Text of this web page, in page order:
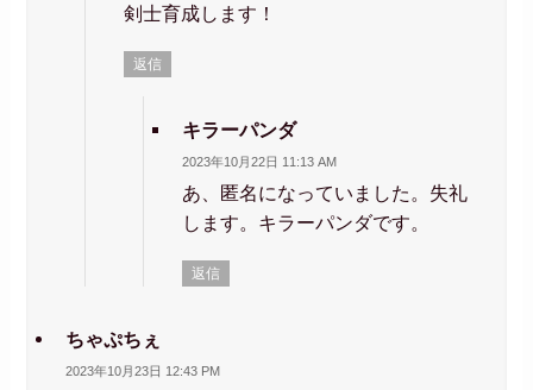
剣士育成します！
返信
キラーパンダ
2023年10月22日 11:13 AM
あ、匿名になっていました。失礼
します。キラーパンダです。
返信
ちゃぷちぇ
2023年10月23日 12:43 PM